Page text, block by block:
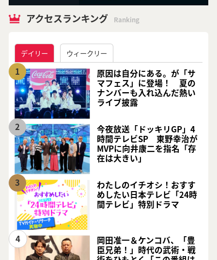
アクセスランキング Ranking
デイリー ウィークリー
1
原因は自分にある。が「サ
マフェス」に登場！ 夏の
ナンバーも入れ込んだ熱い
ライブ披露
2
今夜放送「ドッキリGP」4
時間テレビSP 東野幸治が
MVPに向井康二を指名「存
在は大きい」
3
わたしのイチオシ！おすす
めしたい日本テレビ「24時
間テレビ」特別ドラマ
4
岡田准一＆ケンコバ、「豊
臣兄弟！」時代の武術・戦